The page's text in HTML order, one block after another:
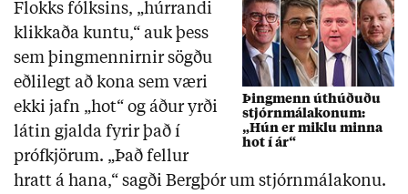
Þingmenn úthúðuðu
stjórnmálakonum:
„Hún er miklu minna
hot í ár“
Flokks fólksins, „húrrandi
klikkaða kuntu,“ auk þess
sem þingmennirnir sögðu
eðlilegt að kona sem væri
ekki jafn „hot“ og áður yrði
látin gjalda fyrir það í
prófkjörum. „Það fellur
hratt á hana,“ sagði Bergþór um stjórnmálakonu.